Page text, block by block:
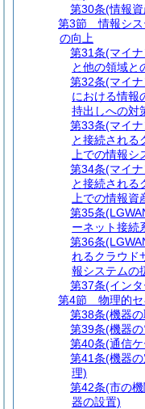
第30条(情報
第3節
情報シ
の向上
第31条(マイ
と他の領域と
第32条(マイ
における情報
持出しへの対
第33条(マイ
と接続される
上での情報
第34条(マイ
と接続される
上での情報資
第35条
ーネット接続
第36条
れるクラウド
報システムの
第37条(イン
第4節
物理的
第38条(機器
第39条(機器
第40条(通信
第41条(機器
理)
第42条(市の
器の設置)